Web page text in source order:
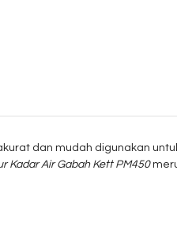
dan mudah digunakan
Kadar Air Gabah Kett PM450